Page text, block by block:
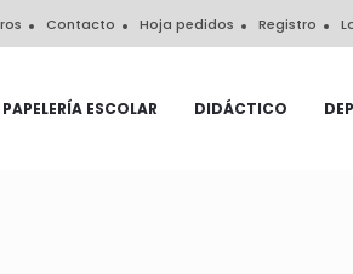
Contacto Hoja pedidos Registro
PAPELERÍA ESCOLAR DIDÁCTICO